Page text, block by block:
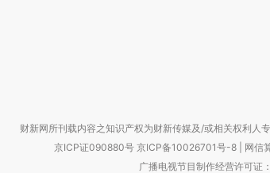
财新网所刊载内容之知识产权为财新传媒及/或相关权利人
京ICP证090880号 京ICP备10026701号-8 网信
广播电视节目制作经营许可证